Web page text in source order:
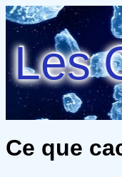
Les
Ce que